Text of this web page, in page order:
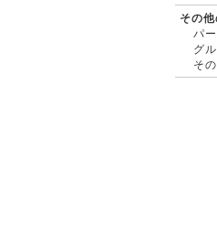
その
パ
グ
そ